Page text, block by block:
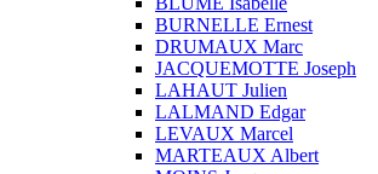
BURNELLE Ernest
DRUMAUX Marc
JACQUEMOTTE Joseph
LAHAUT Julien
LALMAND Edgar
LEVAUX Marcel
MARTEAUX Albert